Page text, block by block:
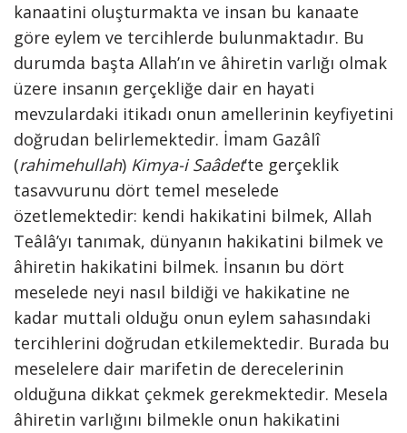
kanaatini oluşturmakta ve insan bu kanaate
göre eylem ve tercihlerde bulunmaktadır. Bu
durumda başta Allah’ın ve âhiretin varlığı olmak
üzere insanın gerçekliğe dair en hayati
mevzulardaki itikadı onun amellerinin keyfiyetini
doğrudan belirlemektedir. İmam Gazâlî
(rahimehullah) Kimya-i Saâdet’te gerçeklik
tasavvurunu dört temel meselede
özetlemektedir: kendi hakikatini bilmek, Allah
Teâlâ’yı tanımak, dünyanın hakikatini bilmek ve
âhiretin hakikatini bilmek. İnsanın bu dört
meselede neyi nasıl bildiği ve hakikatine ne
kadar muttali olduğu onun eylem sahasındaki
tercihlerini doğrudan etkilemektedir. Burada bu
meselelere dair marifetin de derecelerinin
olduğuna dikkat çekmek gerekmektedir. Mesela
âhiretin varlığını bilmekle onun hakikatini